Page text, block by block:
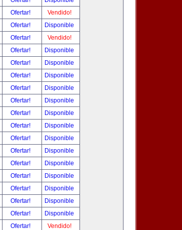
Ofertar!
Vendido!
Ofertar!
Disponible
Ofertar!
Vendido!
Ofertar!
Disponible
Ofertar!
Disponible
Ofertar!
Disponible
Ofertar!
Disponible
Ofertar!
Disponible
Ofertar!
Disponible
Ofertar!
Disponible
Ofertar!
Disponible
Ofertar!
Disponible
Ofertar!
Disponible
Ofertar!
Disponible
Ofertar!
Disponible
Ofertar!
Disponible
Ofertar!
Disponible
Ofertar!
Vendido!